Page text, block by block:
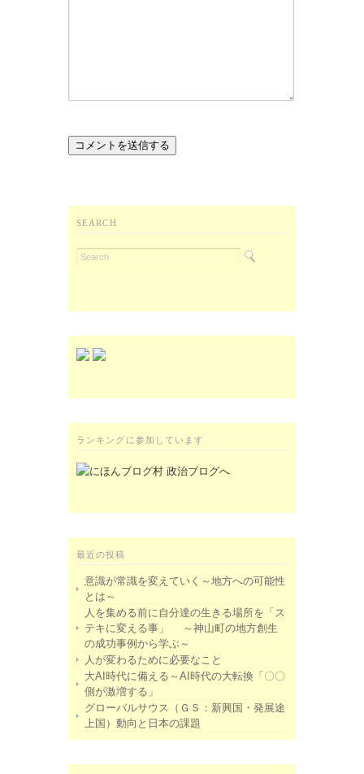
SEARCH
ランキングに参加しています
最近の投稿
意識が常識を変えていく～地方への可能性
とは～
人を集める前に自分達の生きる場所を「ス
テキに変える事」 ～神山町の地方創生
の成功事例から学ぶ～
人が変わるために必要なこと
大AI時代に備える～AI時代の大転換「〇〇
側が激増する」
グローバルサウス（ＧＳ：新興国・発展途
上国）動向と日本の課題